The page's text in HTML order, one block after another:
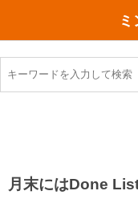
月末にはDone
TOEIC感想・結果
今日買った本
ご朱印帳めぐり
ファスティング
食べ物